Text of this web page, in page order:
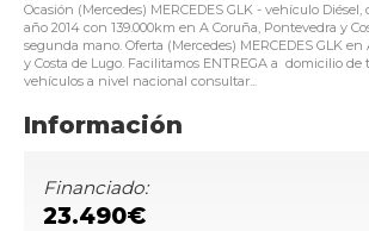
Ocasión (Mercedes) MERCEDES GLK - vehículo Diésel,
año 2014 con 139.000km en A Coruña, Pontevedra y
segunda mano. Oferta (Mercedes) MERCEDES GLK
y Costa de Lugo. Facilitamos ENTREGA a domicilio de
vehículos a nivel nacional consultar...
Información
Financiado:
23.490€